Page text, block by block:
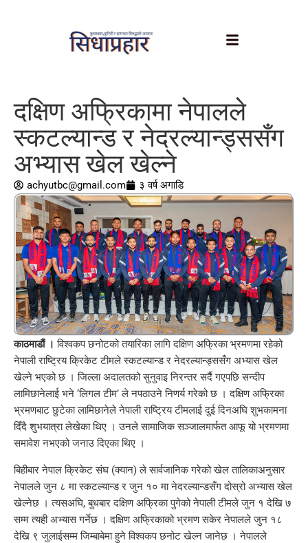
दक्षिण अफ्रिकामा नेपालले
स्कटल्यान्ड र नेदरल्यान्ड्ससँग
अभ्यास खेल खेल्ने
achyutbc@gmail.com ३ वर्ष अगाडि
काठमाडौं । विश्वकप छनोटको तयारिका लागि दक्षिण अफ्रिका भ्रमणमा रहेको
नेपाली राष्ट्रिय क्रिकेट टीमले स्कटल्यान्ड र नेदरल्यान्ड्ससँग अभ्यास खेल
खेल्ने भएको छ । जिल्ला अदालतको सुनुवाइ निरन्तर सर्दै गएपछि सन्दीप
लामिछानेलाई भने ‘लिगल टीम’ ले नपठाउने निणर्य गरेको छ । दक्षिण अफ्रिका
भ्रमणबाट छुटेका लामिछानेले नेपाली राष्ट्रिय टीमलाई दुई दिनअघि शुभकामना
दिँदै शुभयात्रा लेखेका थिए । उनले सामाजिक सञ्जालमार्फत आफू यो भ्रमणमा
समावेश नभएको जनाउ दिएका थिए ।
बिहीबार नेपाल क्रिकेट संघ (क्यान) ले सार्वजानिक गरेको खेल तालिकाअनुसार
नेपालले जुन ८ मा स्कटल्यान्ड र जुन १० मा नेदरल्यान्डसँग दोस्रो अभ्यास खेल
खेल्नेछ । त्यसअघि, बुधबार दक्षिण अफ्रिका पुगेको नेपाली टीमले जुन १ देखि ७
सम्म त्यही अभ्यास गर्नेछ । दक्षिण अफ्रिकाको भ्रमण सकेर नेपालले जुन १८
देखि ९ जुलाईसम्म जिम्बाबेमा हुने विश्वकप छनोट खेल्न जानेछ । नेपालले